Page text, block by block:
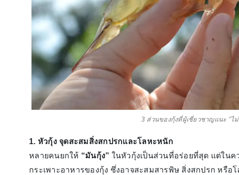
3 ส่วนของกุ้งที่ผู้เชี่ยวชาญแนะ “ไ
1. หัวกุ้ง จุดสะสมสิ่งสกปรกและโลหะหนัก
หลายคนยกให้ “มันกุ้ง” ในหัวกุ้งเป็นส่วนที่อร่อยที่สุด แต่ในค
กระเพาะอาหารของกุ้ง ซึ่งอาจสะสมสารพิษ สิ่งสกปรก หรือ